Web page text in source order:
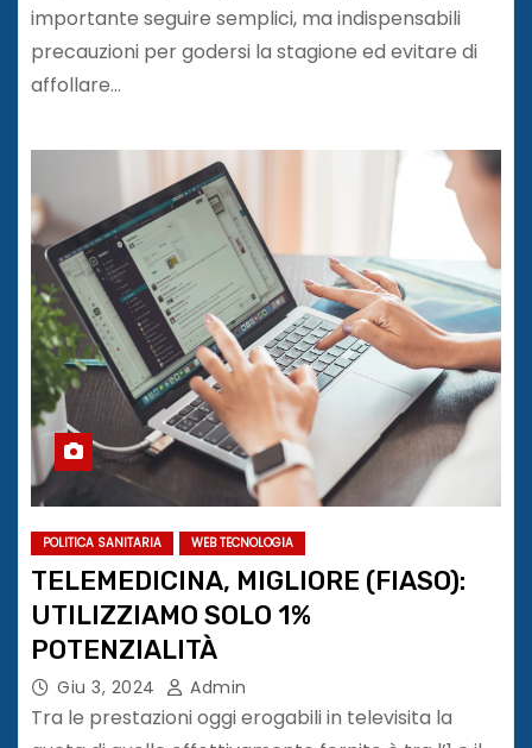
importante seguire semplici, ma indispensabili
precauzioni per godersi la stagione ed evitare di
affollare…
POLITICA SANITARIA WEB TECNOLOGIA
TELEMEDICINA, MIGLIORE (FIASO):
UTILIZZIAMO SOLO 1%
POTENZIALITÀ
Giu 3, 2024 Admin
Tra le prestazioni oggi erogabili in televisita la